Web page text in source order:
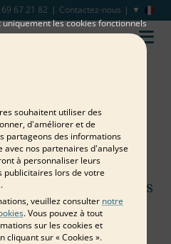
67 21 82 Contactez-nous
plusieurs
d'or
départ
!
avec vos meilleurs
les cookies fonctionnels
souhaitent utiliser des
d'améliorer et de
partageons des informations
nos partenaires d'analyse
à personnaliser leurs
publicitaires lors de votre
veuillez consulter notre
. Vous pouvez à tout
sur les cookies et
cliquant sur « Cookies ».